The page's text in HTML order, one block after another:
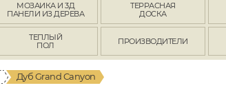
МОЗАИКА И 3Д
ПАНЕЛИ ИЗ ДЕРЕВА
ТЕРРАСНАЯ
ДОСКА
ТЕПЛЫЙ
ПОЛ
ПРОИЗВОДИТЕЛИ
Дуб Grand Canyon